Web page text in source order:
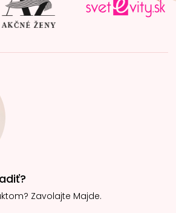
Zavolajte Majde.